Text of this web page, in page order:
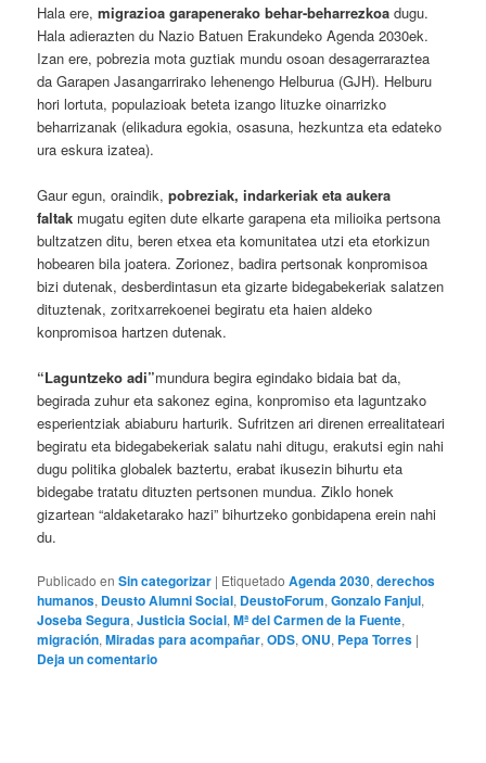
Hala ere,migrazioa garapenerako behar-beharrezkoa dugu.
Hala adierazten du Nazio Batuen Erakundeko Agenda 2030ek.
Izan ere, pobrezia mota guztiak mundu osoan desagerraraztea
da Garapen Jasangarrirako lehenengo Helburua (GJH). Helburu
hori lortuta, populazioak beteta izango lituzke oinarrizko
beharrizanak (elikadura egokia, osasuna, hezkuntza eta edateko
ura eskura izatea).
Gaur egun, oraindik,pobreziak, indarkeriak eta aukera
faltak mugatu egiten dute elkarte garapena eta milioika pertsona
bultzatzen ditu, beren etxea eta komunitatea utzi eta etorkizun
hobearen bila joatera. Zorionez, badira pertsonak konpromisoa
bizi dutenak, desberdintasun eta gizarte bidegabekeriak salatzen
dituztenak, zoritxarrekoenei begiratu eta haien aldeko
konpromisoa hartzen dutenak.
“Laguntzeko adi”mundura begira egindako bidaia bat da,
begirada zuhur eta sakonez egina, konpromiso eta laguntzako
esperientziak abiaburu harturik. Sufritzen ari direnen errealitateari
begiratu eta bidegabekeriak salatu nahi ditugu, erakutsi egin nahi
dugu politika globalek baztertu, erabat ikusezin bihurtu eta
bidegabe tratatu dituzten pertsonen mundua. Ziklo honek
gizartean “aldaketarako hazi” bihurtzeko gonbidapena erein nahi
du.
Publicado en Sin categorizar | Etiquetado Agenda 2030,derechos
humanos, Deusto Alumni Social, DeustoForum,Gonzalo Fanjul,
Joseba Segura,Justicia Social,Mª del Carmen de la Fuente,
migración,Miradas para acompañar,ODS,ONU, Pepa Torres |
Deja un comentario